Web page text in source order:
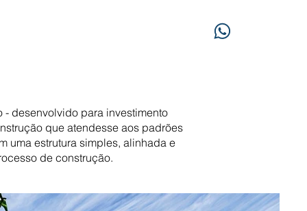
desenvolvido para investimento
que atendesse aos padrões
uma estrutura simples, alinhada e
de construção.